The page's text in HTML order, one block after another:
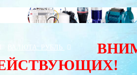
ВАЛЮТА: РУБЛЬ